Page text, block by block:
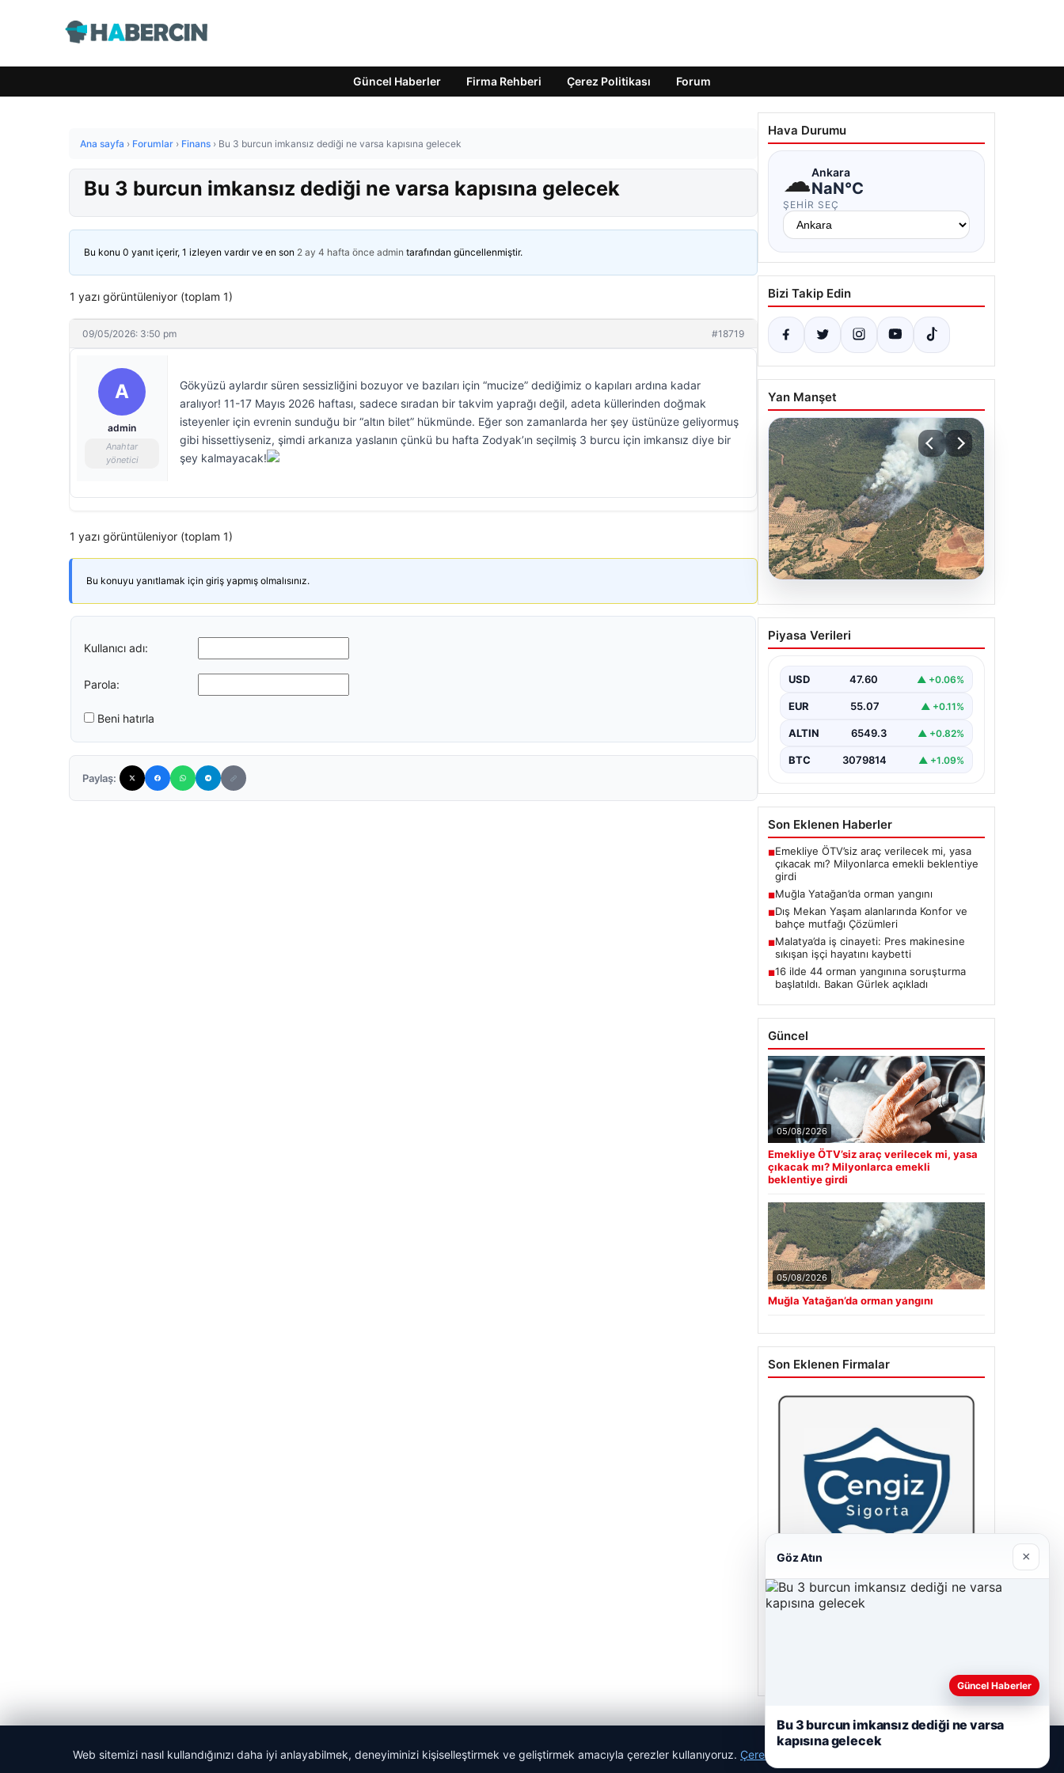
Güncel Haberler Firma Rehberi Çerez Politikası Forum
Ana sayfa › Forumlar › Finans › Bu 3 burcun imkansız dediği ne varsa kapısına gelecek
Bu 3 burcun imkansız dediği ne varsa kapısına gelecek
Bu konu 0 yanıt içerir, 1 izleyen vardır ve en son 2 ay 4 hafta önce admin tarafından güncellenmiştir.
1 yazı görüntüleniyor (toplam 1)
09/05/2026: 3:50 pm #18719
A
admin
Anahtar
yönetici
Gökyüzü aylardır süren sessizliğini bozuyor ve bazıları için “mucize” dediğimiz o kapıları ardına kadar
aralıyor! 11-17 Mayıs 2026 haftası, sadece sıradan bir takvim yaprağı değil, adeta küllerinden doğmak
isteyenler için evrenin sunduğu bir “altın bilet” hükmünde. Eğer son zamanlarda her şey üstünüze geliyormuş
gibi hissettiyseniz, şimdi arkanıza yaslanın çünkü bu hafta Zodyak’ın seçilmiş 3 burcu için imkansız diye bir
şey kalmayacak!
1 yazı görüntüleniyor (toplam 1)
Bu konuyu yanıtlamak için giriş yapmış olmalısınız.
Kullanıcı adı:
Parola:
Beni hatırla
Paylaş:
Hava Durumu
☁Ankara
NaN°C
ŞEHIR SEÇ
Bizi Takip Edin
Yan Manşet
05.08.2026
Muğla Yatağan’da orman
yangını
Piyasa Verileri
USD 47.60 ▲ +0.06%
EUR 55.07 ▲ +0.11%
ALTIN 6549.3 ▲ +0.82%
BTC 3079814 ▲ +1.09%
Son Eklenen Haberler
■Emekliye ÖTV’siz araç verilecek mi, yasa
çıkacak mı? Milyonlarca emekli beklentiye
girdi
■Muğla Yatağan’da orman yangını
■Dış Mekan Yaşam alanlarında Konfor ve
bahçe mutfağı Çözümleri
■Malatya’da iş cinayeti: Pres makinesine
sıkışan işçi hayatını kaybetti
■16 ilde 44 orman yangınına soruşturma
başlatıldı. Bakan Gürlek açıkladı
Güncel
05/08/2026
Emekliye ÖTV’siz araç verilecek mi, yasa
çıkacak mı? Milyonlarca emekli
beklentiye girdi
05/08/2026
Muğla Yatağan’da orman yangını
Son Eklenen Firmalar
© 2026 Habercin – Güncel Haberler
Web sitemizi nasıl kullandığınızı daha iyi anlayabilmek, deneyiminizi kişiselleştirmek ve geliştirmek amacıyla çerezler kullanıyoruz. Çerez Politikamız
Göz Atın ×
Güncel Haberler
Bu 3 burcun imkansız dediği ne varsa
kapısına gelecek